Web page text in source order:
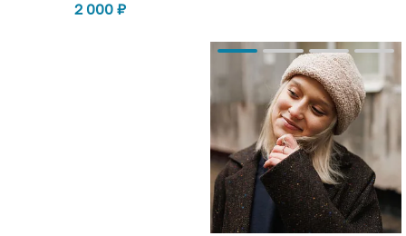
2 000 ₽